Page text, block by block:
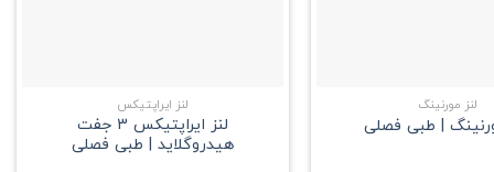
لنز مورنینگ
| طبی فصلی
لنز ایراپتیکس
لنز ایراپتیکس 3 جفت
هیدروگلاید | طبی فصلی